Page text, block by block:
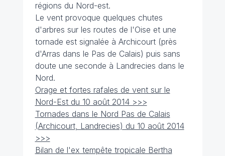
régions du Nord-est.
Le vent provoque quelques chutes
d'arbres sur les routes de l'Oise et une
tornade est signalée à Archicourt (près
d'Arras dans le Pas de Calais) puis sans
doute une seconde à Landrecies dans le
Nord.
Orage et fortes rafales de vent sur le
Nord-Est du 10 août 2014 >>>
Tornades dans le Nord Pas de Calais
(Archicourt, Landrecies) du 10 août 2014
>>>
Bilan de l'ex tempête tropicale Bertha